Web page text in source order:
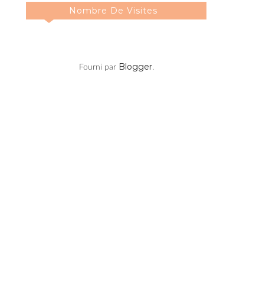
Nombre De Visites
Fourni par Blogger.